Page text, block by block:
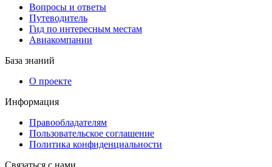
Вопросы и ответы
Путеводитель
Гид по интересным местам
Авиакомпании
База знаний
О проекте
Информация
Правообладателям
Пользовательское соглашение
Политика конфиденциальности
Связаться с нами